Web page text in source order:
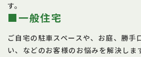
す。
■一般住宅
ご自宅の駐車スペースや、お庭、勝手
い、などのお客様のお悩みを解決しま